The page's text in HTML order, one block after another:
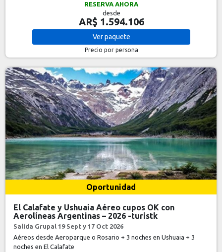
RESERVA AHORA
desde
AR$ 1.594.106
Verpaquete
Precio por persona
Oportunidad
El Calafate y Ushuaia Aéreo cupos OK con
Aerolíneas Argentinas – 2026 -turistk
Salida Grupal 19 Sept y 17 Oct 2026
Aéreos desde Aeroparque o Rosario + 3 noches en Ushuaia + 3
noches en El Calafate